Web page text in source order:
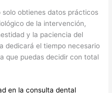
obtienes datos prácticos
de la intervención,
y la paciencia del
dedicará el tiempo necesario
que puedas decidir con total
en la consulta dental